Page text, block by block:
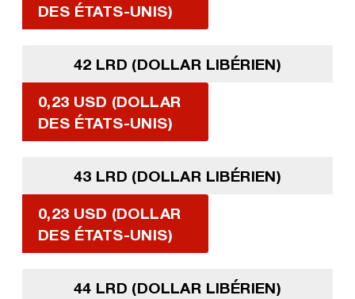
DES ÉTATS-UNIS)
42 LRD (DOLLAR LIBÉRIEN)
0,23 USD (DOLLAR
DES ÉTATS-UNIS)
43 LRD (DOLLAR LIBÉRIEN)
0,23 USD (DOLLAR
DES ÉTATS-UNIS)
44 LRD (DOLLAR LIBÉRIEN)